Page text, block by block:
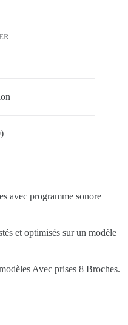
avec programme sonore
et optimisés sur un modèle
Avec prises 8 Broches.